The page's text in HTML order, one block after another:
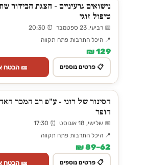
נישואים גרעיניים - הצגת הבידור
טיפול זוגי
📅 רביעי, 23 ספטמבר ⏰ 20:30
📍 היכל התרבות פתח תקווה
129 ₪
📋 פרטים נוספים 🎫 הבטח
הסינור של רוני - ע"פ רב המכר
הופר
📅 שלישי, 18 אוגוסט ⏰ 17:30
📍 היכל התרבות פתח תקווה
62–89 ₪
📋 פרטים נוספים 🎫 הבטח